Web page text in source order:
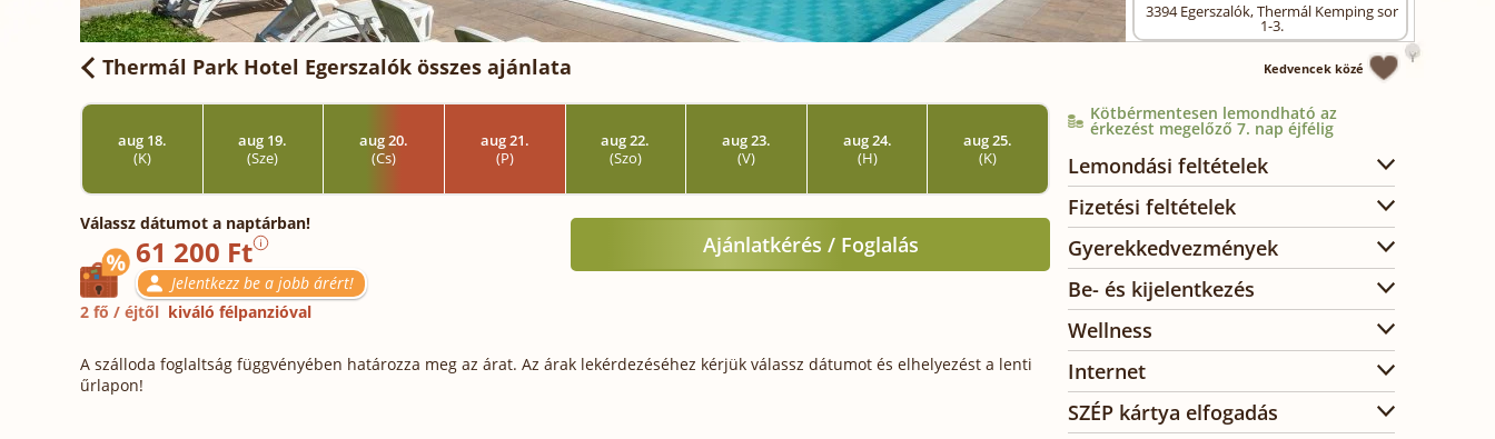
3394 Egerszalók,Thermál Kemping sor
1-3.
Thermál Park Hotel Egerszalók összes ajánlata Kedvencek közé
aug 18.
(K)
aug 19.
(Sze)
aug 20.
(Cs)
aug 21.
(P)
aug 22.
(Szo)
aug 23.
(V)
aug 24.
(H)
aug 25.
(K)
Válassz dátumot a naptárban!
61 200 Ft
Jelentkezz be a jobb árért!
2 fő / éjtől kiváló félpanzióval
Ajánlatkérés / Foglalás
A szálloda foglaltság függvényében határozza meg az árat. Az árak lekérdezéséhez kérjük válassz dátumot és elhelyezést a lenti
űrlapon!
Kötbérmentesen lemondható az
érkezést megelőző 7. nap éjfélig
Lemondási feltételek
Fizetési feltételek
Gyerekkedvezmények
Be- és kijelentkezés
Wellness
Internet
SZÉP kártya elfogadás